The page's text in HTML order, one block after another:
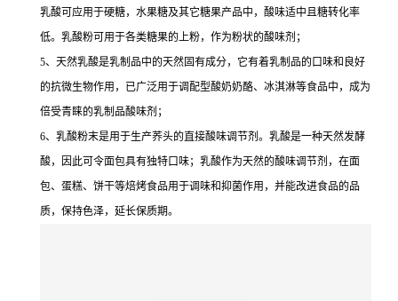
乳酸可应用于硬糖，水果糖及其它糖果产品中，酸味适中且糖转化率
低。乳酸粉可用于各类糖果的上粉，作为粉状的酸味剂；
5、天然乳酸是乳制品中的天然固有成分，它有着乳制品的口味和良好
的抗微生物作用，已广泛用于调配型酸奶奶酪、冰淇淋等食品中，成为
倍受青睐的乳制品酸味剂；
6、乳酸粉末是用于生产荞头的直接酸味调节剂。乳酸是一种天然发酵
酸，因此可令面包具有独特口味；乳酸作为天然的酸味调节剂，在面
包、蛋糕、饼干等焙烤食品用于调味和抑菌作用，并能改进食品的品
质，保持色泽，延长保质期。